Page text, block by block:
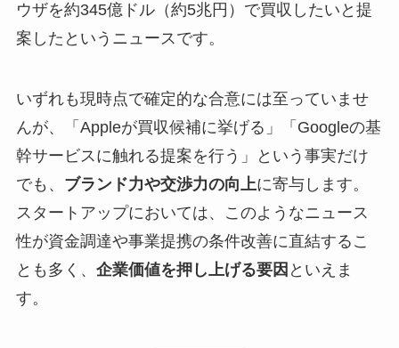
ウザを約345億ドル（約5兆円）で買収したいと提
案したというニュースです。
いずれも現時点で確定的な合意には至っていませ
んが、「Appleが買収候補に挙げる」「Googleの基
幹サービスに触れる提案を行う」という事実だけ
でも、 ブランド力や交渉力の向上に寄与します。
スタートアップにおいては、このようなニュース
性が資金調達や事業提携の条件改善に直結するこ
とも多く、 企業価値を押し上げる要因 といえま
す。